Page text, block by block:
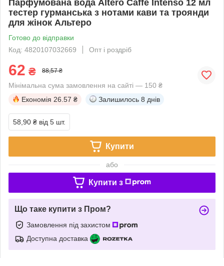
Парфумована вода Altero Caffe Intenso 12 мл
тестер гурманська з нотами кави та троянди
для жінок Альтеро
Готово до відправки
Код: 4820107032669
Опт і роздріб
62 ₴ 88,57 ₴
Мінімальна сума замовлення на сайті — 150 ₴
Економія 26.57 ₴ Залишилось 8 днів
58,90 ₴ від 5 шт.
Купити
або
Купити з
Що таке купити з Пром?
Замовлення під захистом
Доступна доставка